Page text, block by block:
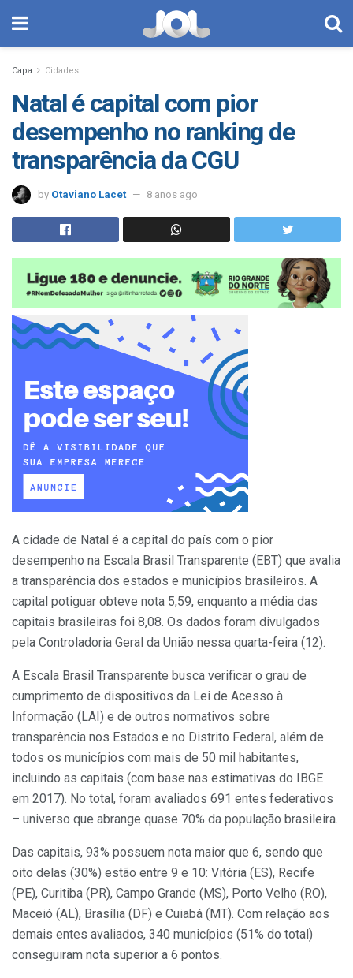
Capa Cidades
Natal é capital com pior
desempenho no ranking de
transparência da CGU
by Otaviano Lacet 8 anos ago
A cidade de Natal é a capital do país com o pior
desempenho na Escala Brasil Transparente (EBT) que avalia
a transparência dos estados e municípios brasileiros. A
capital potiguar obteve nota 5,59, enquanto a média das
capitais brasileiras foi 8,08. Os dados foram divulgados
pela Controladoria Geral da União nessa quarta-feira (12).
A Escala Brasil Transparente busca verificar o grau de
cumprimento de dispositivos da Lei de Acesso à
Informação (LAI) e de outros normativos sobre
transparência nos Estados e no Distrito Federal, além de
todos os municípios com mais de 50 mil habitantes,
incluindo as capitais (com base nas estimativas do IBGE
em 2017). No total, foram avaliados 691 entes federativos
– universo que abrange quase 70% da população brasileira.
Das capitais, 93% possuem nota maior que 6, sendo que
oito delas (30%) estão entre 9 e 10: Vitória (ES), Recife
(PE), Curitiba (PR), Campo Grande (MS), Porto Velho (RO),
Maceió (AL), Brasília (DF) e Cuiabá (MT). Com relação aos
demais entes avaliados, 340 municípios (51% do total)
conseguiram nota superior a 6 pontos.